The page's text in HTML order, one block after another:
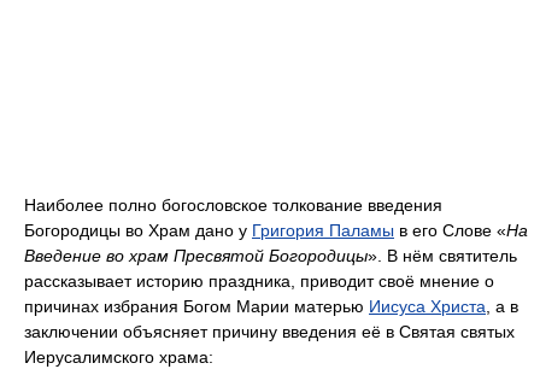
Наиболее полно богословское толкование введения
Богородицы во Храм дано у Григория Паламы в его Слове «На
Введение во храм Пресвятой Богородицы». В нём святитель
рассказывает историю праздника, приводит своё мнение о
причинах избрания Богом Марии матерью Иисуса Христа , а в
заключении объясняет причину введения её в Святая святых
Иерусалимского храма: